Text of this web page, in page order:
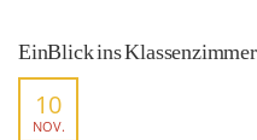
EinBlick ins
10
NOV.